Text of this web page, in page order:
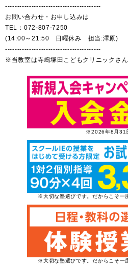
----------------------------------------
お問い合わせ・お申し込みは
TEL：072-807-7250
(14:00～21:50 日曜休み 担当:澤原)
----------------------------------------
※当教室は寺嶋塚田こどもクリニックさん
※2026年8月31
※大切な塾選びです。だからこそ一
※大切な塾選びです。だからこそ一